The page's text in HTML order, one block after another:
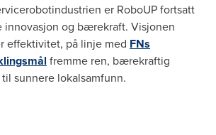
er RoboUP fortsatt
og bærekraft. Visjonen
effektivitet, på linje med FNs
fremme ren, bærekraftig
sunnere lokalsamfunn.